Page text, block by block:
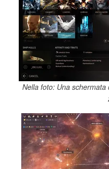
Nella foto: Una